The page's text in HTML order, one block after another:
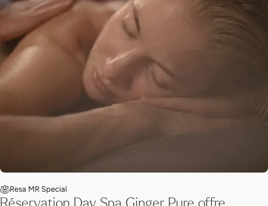
Resa MR Special
Réservation Day Spa Ginger Pure offre